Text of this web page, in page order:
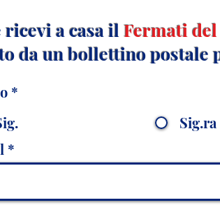
a casa il Fermati del
da unbollettino postale
*
Sig.ra